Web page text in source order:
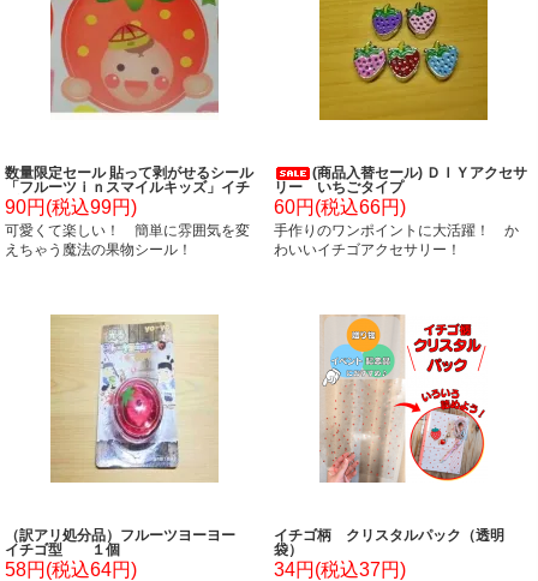
数量限定セール 貼って剥がせるシール
「フルーツｉｎスマイルキッズ」イチ
ゴ
90円(税込99円)
可愛くて楽しい！ 簡単に雰囲気を変
えちゃう魔法の果物シール！
(商品入替セール) ＤＩＹアクセサ
リー いちごタイプ
60円(税込66円)
手作りのワンポイントに大活躍！ か
わいいイチゴアクセサリー！
（訳アリ処分品）フルーツヨーヨー
イチゴ型 １個
58円(税込64円)
イチゴ柄 クリスタルパック（透明
袋）
34円(税込37円)